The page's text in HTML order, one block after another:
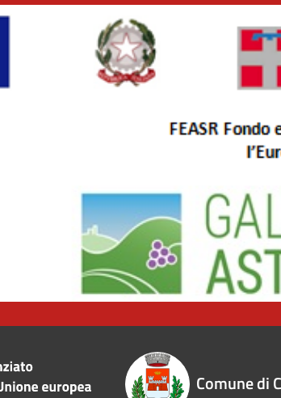
Comune di